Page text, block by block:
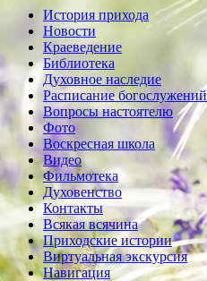
История прихода
Новости
Краеведение
Библиотека
Духовное наследие
Расписание богослужений
Вопросы настоятелю
Фото
Воскресная школа
Видео
Фильмотека
Духовенство
Контакты
Всякая всячина
Приходские истории
Виртуальная экскурсия
Навигация